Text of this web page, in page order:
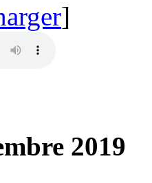
]
2019